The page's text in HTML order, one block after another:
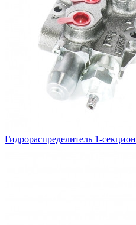
Гидрораспределитель 1-